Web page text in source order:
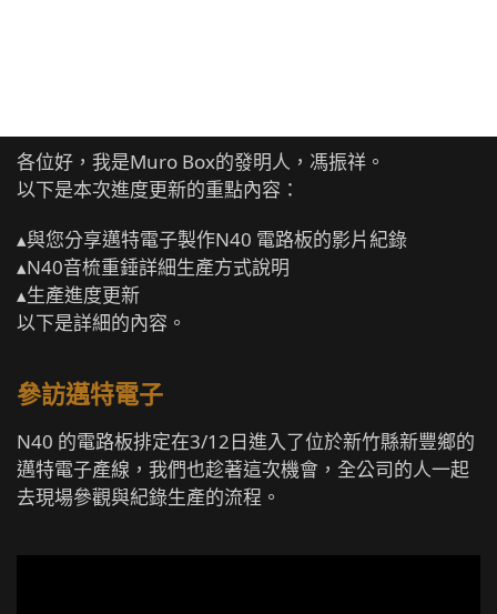
各位好，我是Muro Box的發明人，馮振祥。
以下是本次進度更新的重點內容：
▴與您分享邁特電子製作N40 電路板的影片紀錄
▴N40音梳重錘詳細生產方式說明
▴生產進度更新
以下是詳細的內容。
參訪邁特電子
N40 的電路板排定在3/12日進入了位於新竹縣新豐鄉的
邁特電子產線，我們也趁著這次機會，全公司的人一起
去現場參觀與紀錄生產的流程。